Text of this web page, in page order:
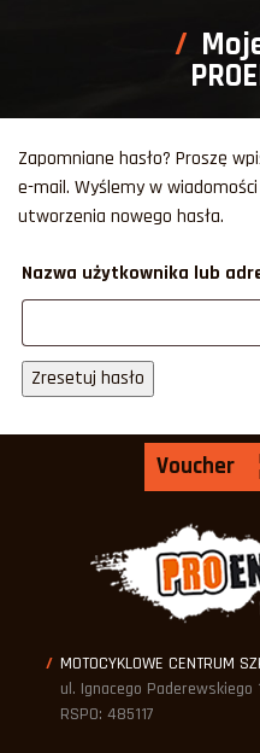
Zapomniane hasło? Proszę
e-mail. Wyślemy w
utworzenia nowego hasła.
Nazwa użytkownika lub
Voucher
MOTOCYKLOWE CENTRUM
ul. Ignacego
RSPO: 485117